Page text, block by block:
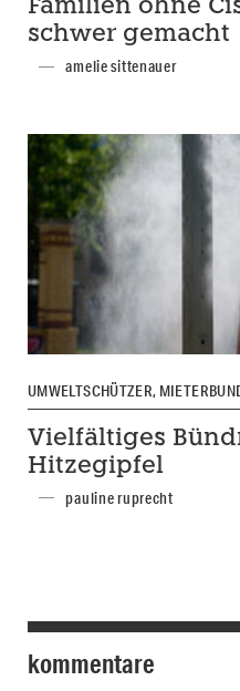
Familien ohne
schwer gemacht
amelie sittenauer
UMWELTSCHÜTZER,
Vielfältiges
Hitzegipfel
pauline ruprecht
kommentare